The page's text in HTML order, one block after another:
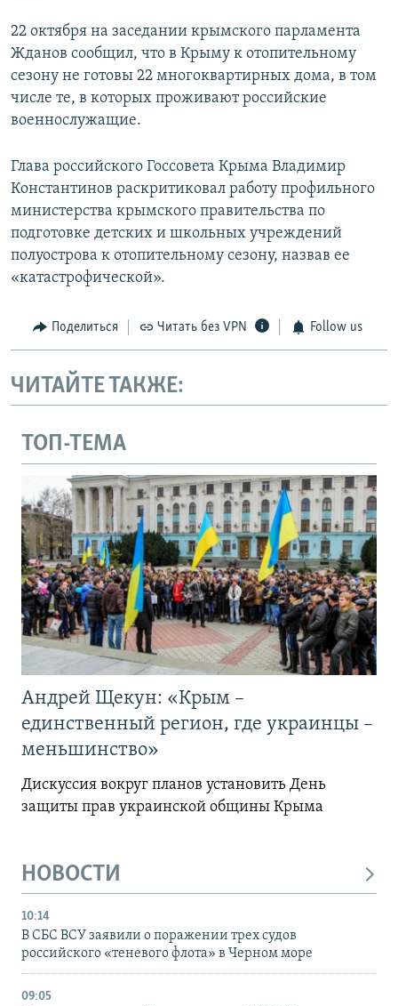
22 октября на заседании крымского парламента
Жданов сообщил, что в Крыму к отопительному
сезону не готовы 22 многоквартирных дома, в том
числе те, в которых проживают российские
военнослужащие.
Глава российского Госсовета Крыма Владимир
Константинов раскритиковал работу профильного
министерства крымского правительства по
подготовке детских и школьных учреждений
полуострова к отопительному сезону, назвав ее
«катастрофической».
Поделиться Читать без VPN Follow us
ЧИТАЙТЕ ТАКЖЕ:
ТОП-ТЕМА
Андрей Щекун: «Крым –
единственный регион, где украинцы –
меньшинство»
Дискуссия вокруг планов установить День
защиты прав украинской общины Крыма
НОВОСТИ
10:14
В СБС ВСУ заявили о поражении трех судов
российского «теневого флота» в Черном море
09:05